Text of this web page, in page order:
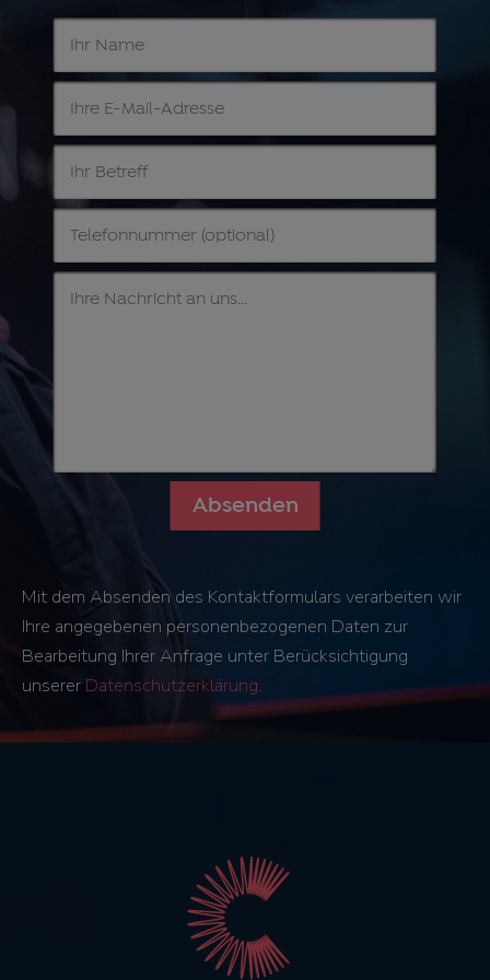
Mit dem Absenden des Kontaktformulars verarbeiten wir
Ihre angegebenen personenbezogenen Daten zur
Bearbeitung Ihrer Anfrage unter Berücksichtigung
unserer Datenschutzerklärung.